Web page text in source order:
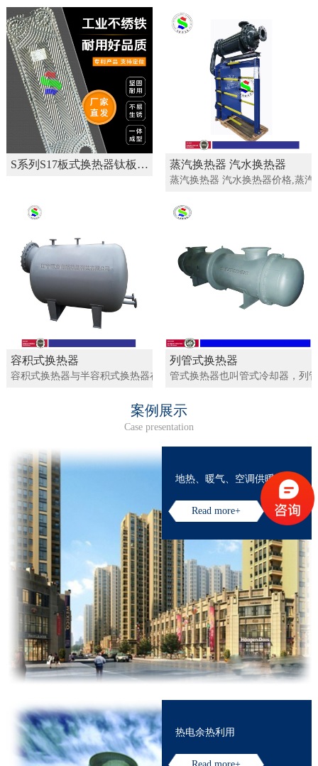
S系列S17板式换热器钛板不绣钢板片 换热机组材料 蒸汽换热器 汽水换热器
蒸汽换热器 汽水换热器价格,蒸
容积式换热器
容积式换热器与半容积式换热器在热水加热领域中的应用最为广泛。
列管式换热器
管式换热器也叫管式冷却器，列
案例展示
Case presentation
地热、暖气、空调供暖
Read more+
热电余热利用